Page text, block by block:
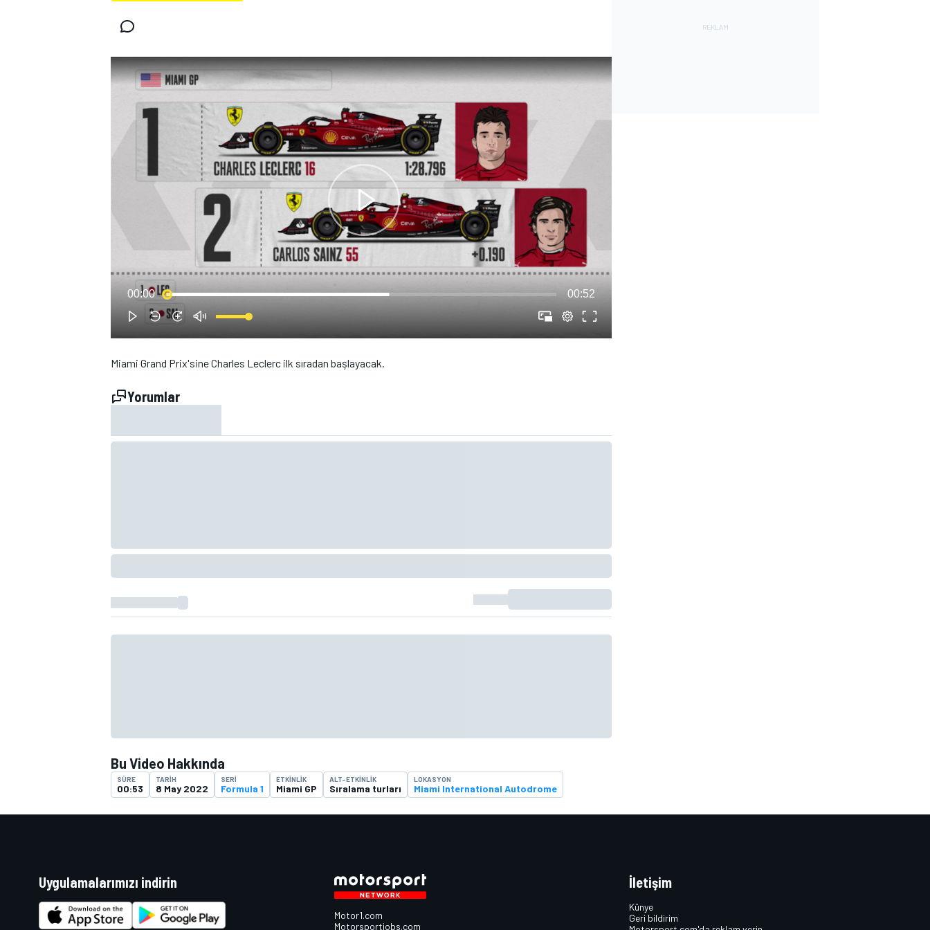
MOTOGP
WRC
00:00 00:52
Miami Grand Prix'sine Charles Leclerc ilk sıradan başlayacak.
Yorumlar
Bu Video Hakkında
SÜRE
00:53
TARIH
8 May 2022
SERI
Formula 1
ETKINLIK
Miami GP
ALT-ETKINLIK
Sıralama turları
LOKASYON
Miami International Autodrome
Uygulamalarımızı indirin
Motor1.com
Motorsportjobs.com
İletişim
Künye
Geri bildirim